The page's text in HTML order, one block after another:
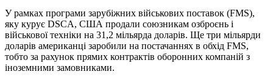
У рамках програми зарубіжних військових поставок (FMS),
яку курує DSCA, США продали союзникам озброєнь і
військової техніки на 31,2 мільярда доларів. Ще три мільярди
доларів американці заробили на постачаннях в обхід FMS,
тобто за рахунок прямих контрактів оборонних компаній з
іноземними замовниками.